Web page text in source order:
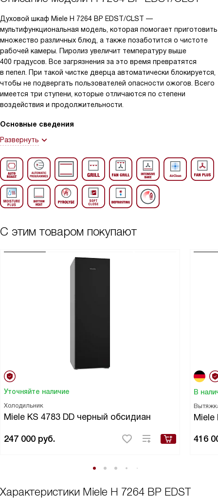
Духовой шкаф Miele H 7264 BP EDST/CLST —
мультифункциональная модель, которая помогает приготовить
множество различных блюд, а также позаботится о чистоте
рабочей камеры. Пиролиз увеличит температуру выше
400 градусов. Все загрязнения за это время превратятся
в пепел. При такой чистке дверца автоматически блокируется,
чтобы не подвергать пользователей опасности ожогов. Всего
имеется три ступени, которые отличаются по степени
воздействия и продолжительности.
Основные сведения
Развернуть
С этим товаром покупают
Уточняйте наличие
Холодильник
Miele KS 4783 DD черный обсидиан
247 000 руб.
В
Miele
416
Характеристики Miele H 7264 BP EDST